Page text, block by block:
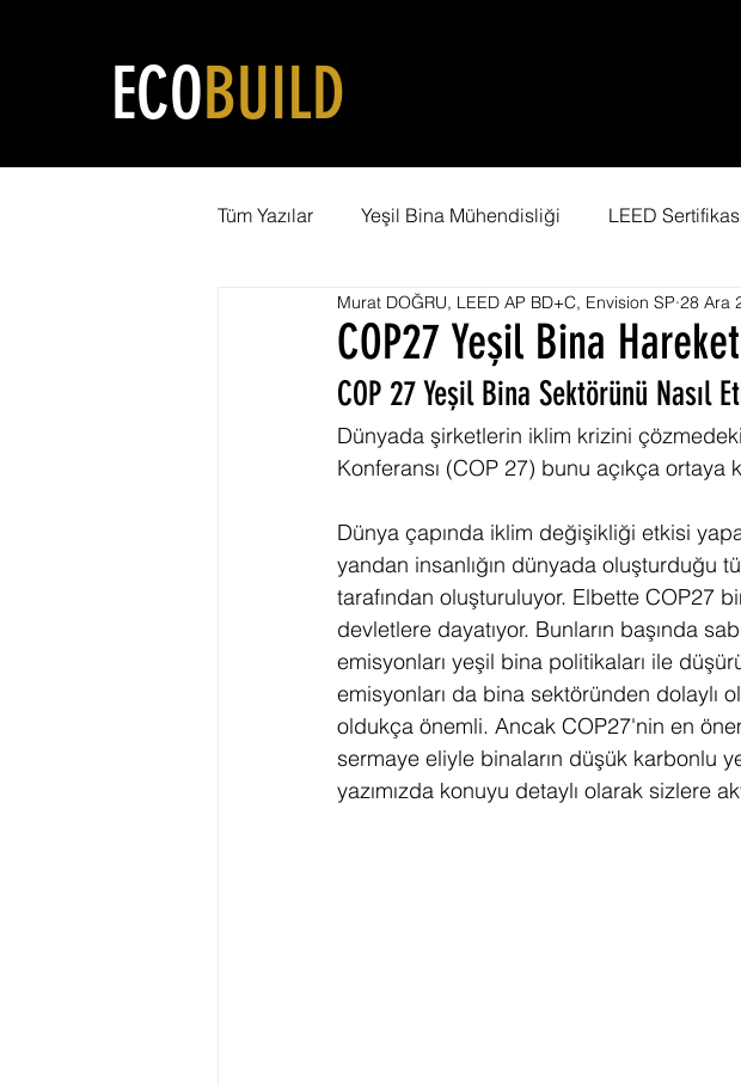
ECOBUILD
Tüm Yazılar Yeşil Bina Mühendisliği LEED
Yeşil Şehircilik LEED Eğitimi Green Building
Karbon Ayak İzi WELL Sertifikası Net Sıfır
İklim Değişikliği Eylem Planı Akıllı Şehir
LEED Sıfır Su Yeşil Okul Yeşil Yollar Yeşil
COP27 Yeşil Bina
Murat DOĞRU, LEED AP BD+C, Envision SP 28 Ara
COP 27 Yeşil Bina Sektörünü Nasıl
Dünyada şirketlerin iklim krizini
Konferansı (COP 27) bunu açıkça ortaya
Dünya çapında iklim değişikliği etkisi
yandan insanlığın dünyada oluşturduğu
tarafından oluşturuluyor. Elbette COP27
devletlere dayatıyor. Bunların başında
emisyonları yeşil bina politikaları ile
emisyonları da bina sektöründen dolaylı
oldukça önemli. Ancak COP27'nin en
sermaye eliyle binaların düşük karbonlu
yazımızda konuyu detaylı olarak sizlere